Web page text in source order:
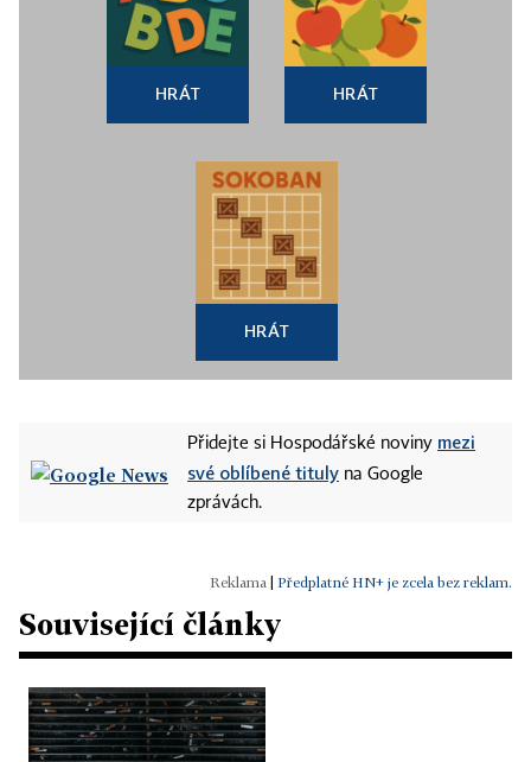
HRÁT HRÁT
HRÁT
Přidejte si Hospodářské noviny mezi
své oblíbené tituly na Google
zprávách.
Předplatné HN+ je zcela bez reklam.
Související články